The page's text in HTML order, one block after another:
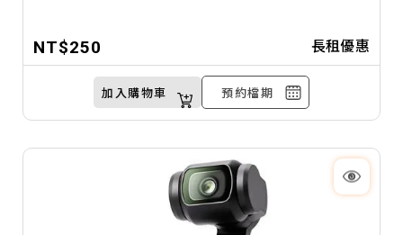
驗。
NT$250 長租優惠
加入購物車 預約檔期